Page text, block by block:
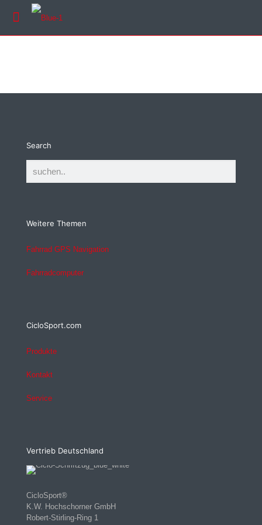
Search
Weitere Themen
Fahrrad GPS Navigation
Fahrradcomputer
CicloSport.com
Produkte
Kontakt
Service
Vertrieb Deutschland
CicloSport®
K.W. Hochschorner GmbH
Robert-Stirling-Ring 1